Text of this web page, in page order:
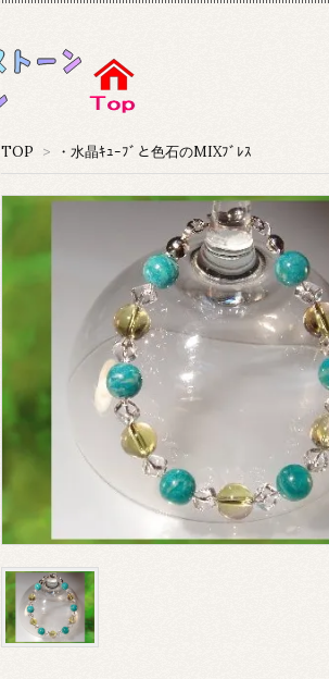
TOP > ・水晶ｷｭｰﾌﾞと色石のMIXﾌﾞﾚｽ